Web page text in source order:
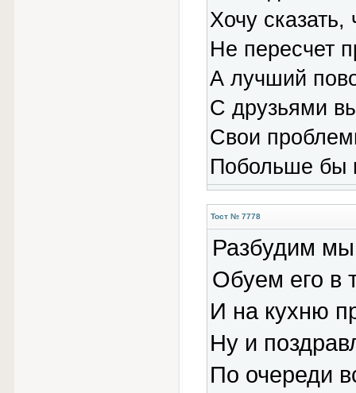
Хочу
Не пересчет
А лучший
С друзьями
Свои
Побольше бы
Тост № 7778
Разбудим мы
Обуем его в
И на кухню
Ну и
По очереди